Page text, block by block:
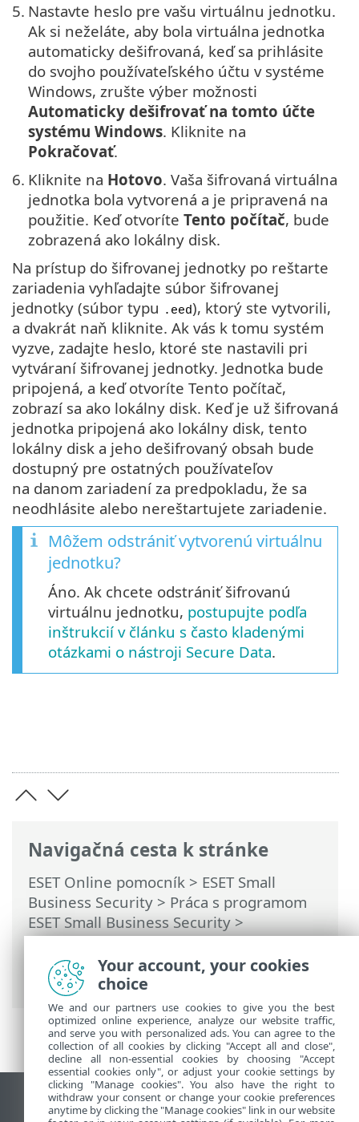
Navigačná cesta k stránke
ESET Online pomocník > ESET Small
Business Security > Práca s programom
ESET Small Business Security>
Nastavenia>Bezpečnostné nástroje>
Secure Data> Vytvorenie šifrovanej
virtuálnej jednotky
5. Nastavte heslo pre vašu virtuálnu jednotku.
Ak si neželáte, aby bola virtuálna jednotka
automaticky dešifrovaná, keď sa prihlásite
do svojho používateľského účtu v systéme
Windows, zrušte výber možnosti
Automaticky dešifrovať na tomto účte
systému Windows. Kliknite na
Pokračovať.
6. Kliknite na Hotovo. Vaša šifrovaná virtuálna
jednotka bola vytvorená a je pripravená na
použitie. Keď otvoríte Tento počítač, bude
zobrazená ako lokálny disk.
Na prístup do šifrovanej jednotky po reštarte
zariadenia vyhľadajte súbor šifrovanej
jednotky (súbor typu
.eed), ktorý ste vytvorili,
a dvakrát naň kliknite. Ak vás k tomu systém
vyzve, zadajte heslo, ktoré ste nastavili pri
vytváraní šifrovanej jednotky. Jednotka bude
pripojená, a keď otvoríte Tento počítač,
zobrazí sa ako lokálny disk. Keď je už šifrovaná
jednotka pripojená ako lokálny disk, tento
lokálny disk a jeho dešifrovaný obsah bude
dostupný pre ostatných používateľov
na danom zariadení za predpokladu, že sa
neodhlásite alebo nereštartujete zariadenie.
Môžem odstrániť vytvorenú virtuálnu
jednotku?
Áno. Ak chcete odstrániť šifrovanú
virtuálnu jednotku, postupujte podľa
inštrukcií v článku s často kladenými
otázkami o nástroji Secure Data.
Zobraziť stránku ako na počítači
Your account, your cookies
choice
We and our partners use cookies to give you the best
optimized online experience, analyze our website traffic,
and serve you with personalized ads. You can agree to the
collection of all cookies by clicking "Accept all and close",
decline all non-essential cookies by choosing "Accept
essential cookies only", or adjust your cookie settings by
clicking "Manage cookies". You also have the right to
withdraw your consent or change your cookie preferences
anytime by clicking the "Manage cookies" link in our website